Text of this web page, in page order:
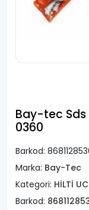
Bay-tec Sds
0360
Barkod:
Marka: Bay-Tec
Kategori: HİLTİ
Barkod: